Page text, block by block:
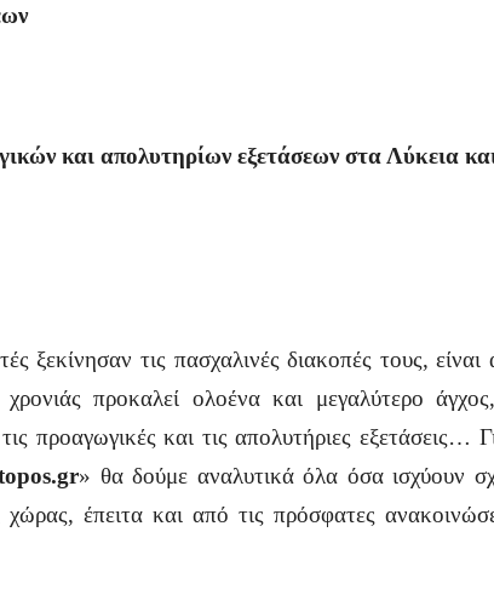
και απολυτηρίων εξετάσεων στα Λύκεια
ξεκίνησαν τις πασχαλινές διακοπές τους,
προκαλεί ολοένα και μεγαλύτερο
προαγωγικές και τις απολυτήριες
.gr» θα δούμε αναλυτικά όλα όσα ισχύουν
έπειτα και από τις πρόσφατες